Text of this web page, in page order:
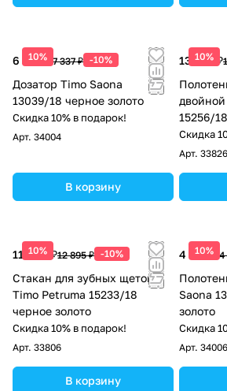
10%
6 603 ₽ 7 337 ₽ -10%
Дозатор Timo Saona
13039/18 черное золото
Скидка 10% в подарок!
Арт. 34004
В корзину
10%
13 807 ₽
15256/
Скидка
Арт. 33826
10%
11 606 ₽12 895 ₽ -10%
Стакан для зубных щеток
Timo Petruma 15233/18
черное золото
Скидка 10% в подарок!
Арт. 33806
В корзину
10%
4 200 ₽ 4
Saona
золото
Скидка
Арт. 34006